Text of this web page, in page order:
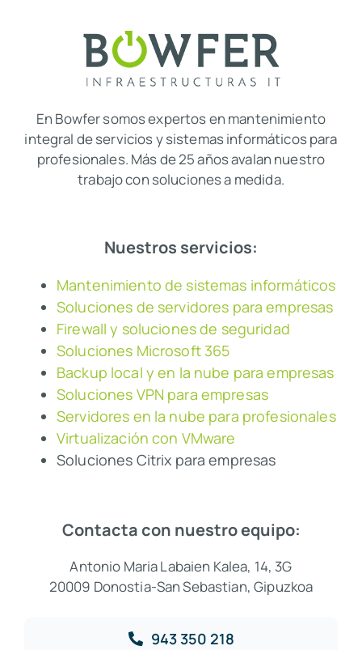
En Bowfer somos expertos en mantenimiento
integral de servicios y sistemas informáticos para
profesionales. Más de 25 años avalan nuestro
trabajo con soluciones a medida.
Nuestros servicios:
Mantenimiento de sistemas informáticos
Soluciones de servidores para empresas
Firewall y soluciones de seguridad
Soluciones Microsoft 365
Backup local y en la nube para empresas
Soluciones VPN para empresas
Servidores en la nube para profesionales
Virtualización con VMware
Soluciones Citrix para empresas
Contacta con nuestro equipo:
Antonio Maria Labaien Kalea, 14, 3G
20009 Donostia-San Sebastian, Gipuzkoa
943 350 218